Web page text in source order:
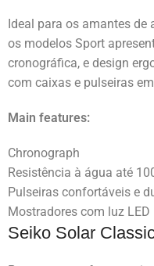
Ideal para os amantes de
os modelos Sport
cronográfica, e design
com caixas e pulseiras
Main features:
Chronograph
Resistência à água até
Pulseiras confortáveis e
Mostradores com luz
Seiko Solar